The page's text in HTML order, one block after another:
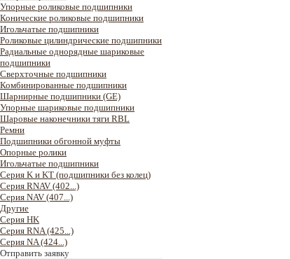
Упорные роликовые подшипники
Конические роликовые подшипники
Игольчатые подшипники
Роликовые цилиндрические подшипники
Радиальные однорядные шариковые
подшипники
Сверхточные подшипники
Комбинированные подшипники
Шарнирные подшипники (GE)
Упорные шариковые подшипники
Шаровые наконечники тяги RBL
Ремни
Подшипники обгонной муфты
Опорные ролики
Игольчатые подшипники
Серия K и KT (подшипники без колец)
Серия RNAV (402...)
Серия NAV (407...)
Другие
Серия HK
Серия RNA (425...)
Серия NA (424...)
Отправить заявку